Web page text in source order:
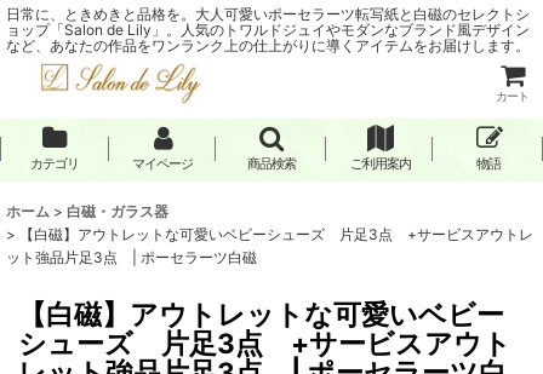
日常に、ときめきと品格を。大人可愛いポーセラーツ転写紙と白磁のセレクトシ
ョップ「Salon de Lily」。人気のトワルドジュイやモダンなブランド風デザイン
など、あなたの作品をワンランク上の仕上がりに導くアイテムをお届けします。
カート
カテゴリ マイページ 商品検索 ご利用案内 物語
ホーム > 白磁・ガラス器
>
【白磁】アウトレットな可愛いベビーシューズ 片足3点 +サービスアウトレ
ット強品片足3点 | ポーセラーツ白磁
【白磁】アウトレットな可愛いベビー
シューズ 片足3点 +サービスアウト